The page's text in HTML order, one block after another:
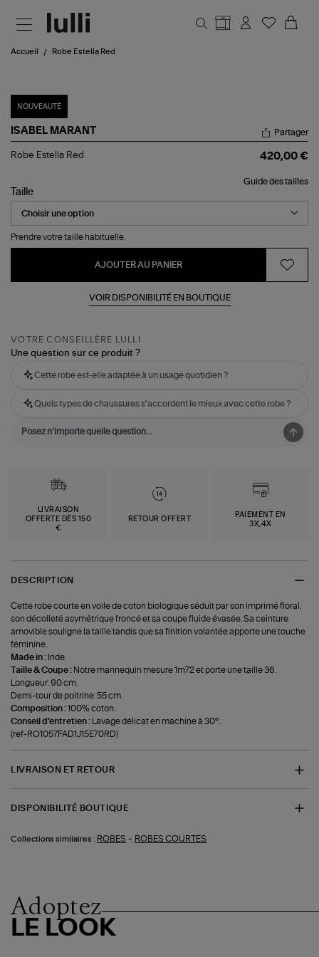
Accueil Robe Estella Red
NOUVEAUTÉ
ISABEL MARANT
Robe
Partager
Robe Estella Red 420,00 €
Guide des tailles
Taille
Prendre votre taille habituelle.
AJOUTER AU PANIER
VOIR DISPONIBILITÉ EN BOUTIQUE
VOTRE CONSEILLÈRE LULLI
Une question sur ce produit ?
Cette robe est-elle adaptée à un usage quotidien ?
Quels types de chaussures s'accordent le mieux avec cette robe ?
LIVRAISON
OFFERTE DÈS 150
€
RETOUR OFFERT
PAIEMENT EN
3X,4X
DESCRIPTION
Cette robe courte en voile de coton biologique séduit par son imprimé floral,
son décolleté asymétrique froncé et sa coupe fluide évasée. Sa ceinture
amovible souligne la taille tandis que sa finition volantée apporte une touche
féminine.
Made in : Inde.
Taille & Coupe : Notre mannequin mesure 1m72 et porte une taille 36.
Longueur: 90 cm.
Demi-tour de poitrine: 55 cm.
Composition :100% coton.
Conseil d'entretien : Lavage délicat en machine à 30°.
(ref-RO1057FAD1J15E70RD)
LIVRAISON ET RETOUR
DISPONIBILITÉ BOUTIQUE
Collections similaires : ROBES - ROBES COURTES
Adoptez
LE LOOK